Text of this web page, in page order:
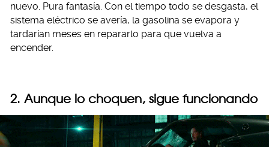
nuevo. Pura fantasía. Con el tiempo todo se desgasta, el
sistema eléctrico se avería, la gasolina se evapora y
tardarían meses en repararlo para que vuelva a
encender.
2. Aunque lo choquen, sigue funcionando